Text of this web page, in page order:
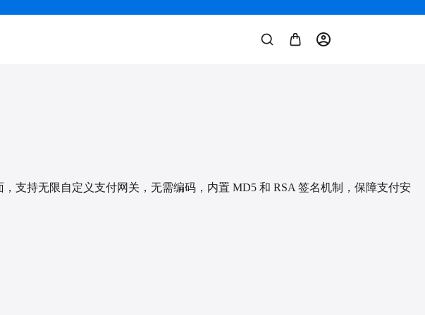
购
支持无限自定义支付网关，无需编码，内置 MD5 和 RSA 签名机制，保障支付安